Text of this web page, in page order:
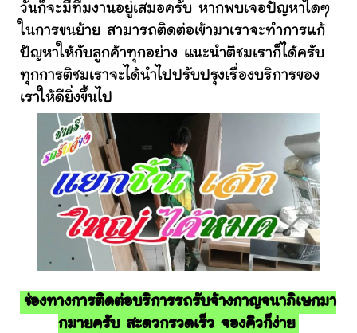
วันก็จะมีทีมงานอยู่เสมอครับ หากพบเจอปัญหาใดๆ
ในการขนย้าย สามารถติดต่อเข้ามาเราจะทำการแก้
ปัญหาให้กับลูกค้าทุกอย่าง แนะนำติชมเราก็ได้ครับ
ทุกการติชมเราจะได้นำไปปรับปรุงเรื่องบริการของ
เราให้ดียิ่งขึ้นไป
ช่องทางการติดต่อบริการรถรับจ้างกาญจนาภิเษกมา
กมายครับ สะดวกรวดเร็ว จองคิวก็ง่าย